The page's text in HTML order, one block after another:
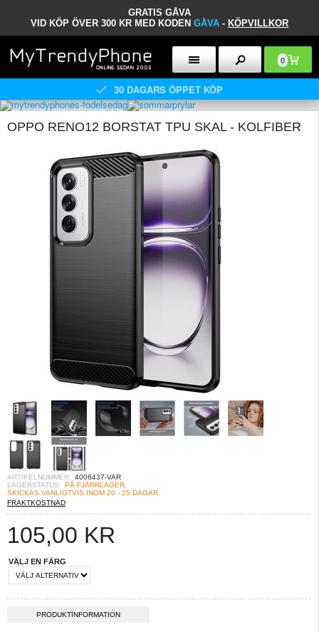
GRATIS GÅVA
VID KÖP ÖVER 300 KR MED KODEN GÅVA - KÖPVILLKOR
0
30 DAGARS ÖPPET KÖP
OPPO RENO12 BORSTAT TPU SKAL - KOLFIBER
ARTIKELNUMMER: 4006437-VAR
LAGERSTATUS: PÅ FJÄRRLAGER.
SKICKAS VANLIGTVIS INOM 20 - 25 DAGAR
FRAKTKOSTNAD
105,00 KR
VÄLJ EN FÄRG
PRODUKTINFORMATION